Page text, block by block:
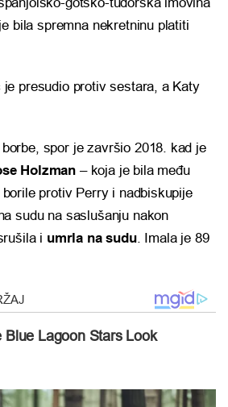
gotsko-tudorska imovina
bila spremna nekretninu platiti
je presudio protiv sestara, a Katy
spor je završio 2018. kad je
Holzman – koja je bila među
protiv Perry i nadbiskupije
sudu na saslušanju nakon
i umrla na sudu. Imala je 89